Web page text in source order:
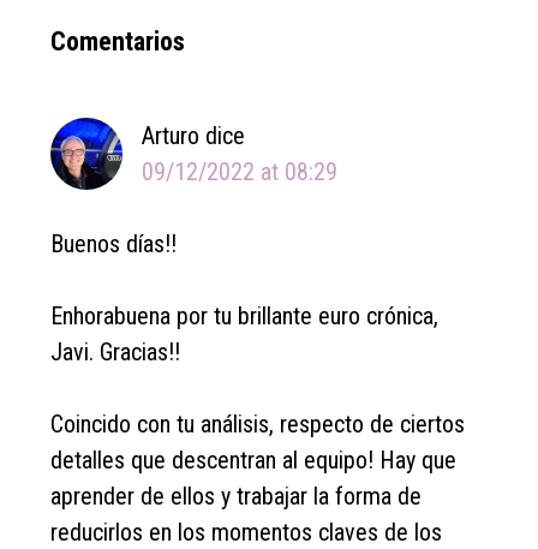
Reader
Comentarios
Arturo dice
09/12/2022 at 08:29
Buenos días!!
Enhorabuena por tu brillante euro crónica,
Javi. Gracias!!
Coincido con tu análisis, respecto de ciertos
detalles que descentran al equipo! Hay que
aprender de ellos y trabajar la forma de
reducirlos en los momentos claves de los